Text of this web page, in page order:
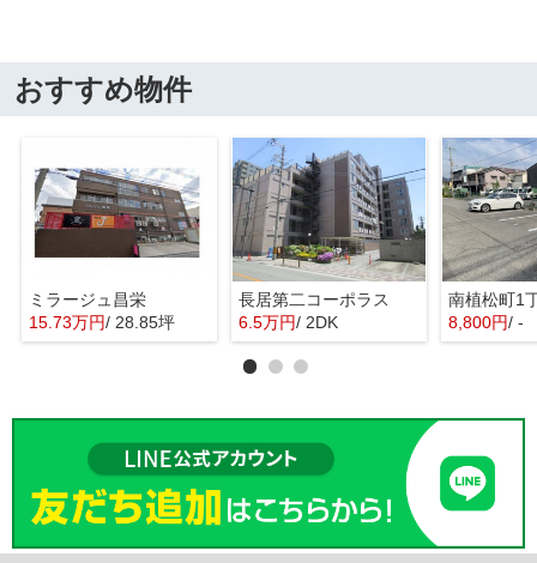
おすすめ物件
ミラージュ昌栄
15.73万円/ 28.85坪
長居第二コーポラス
6.5万円/ 2DK 8,800円/ -